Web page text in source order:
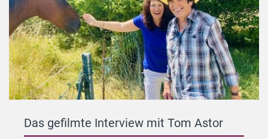
Das gefilmte Interview mit Tom Astor